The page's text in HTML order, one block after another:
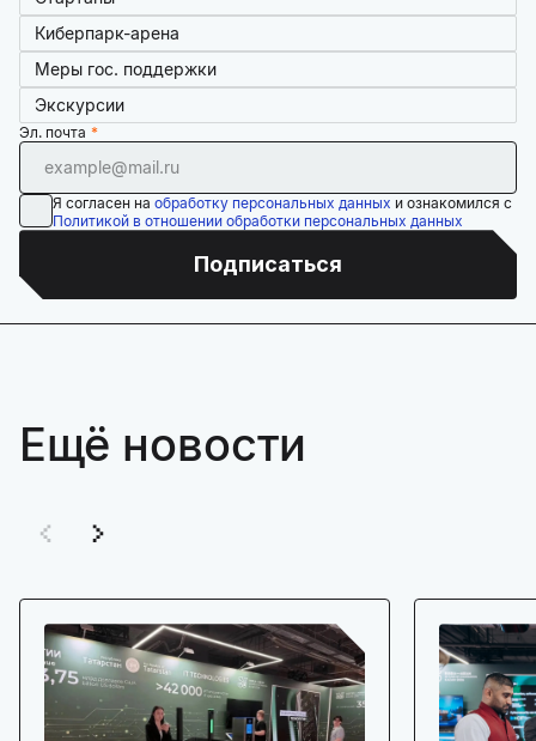
Киберпарк-арена
Меры гос. поддержки
Экскурсии
Эл. почта
Я согласен на обработку персональных данных и ознакомился с
Политикой в отношении обработки персональных данных
Подписаться
Ещё новости